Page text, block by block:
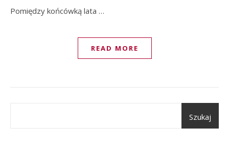
Pomiędzy końcówką lata …
READ MORE
Szukaj